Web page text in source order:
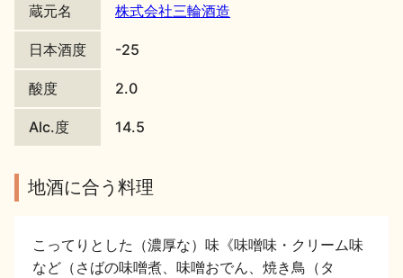
地酒・イベント情報
蔵元名 株式会社三輪酒造
日本酒度 -25
酸度 2.0
Alc.度 14.5
地酒に合う料理
こってりとした（濃厚な）味《味噌味・クリーム味
など（さばの味噌煮、味噌おでん、焼き鳥（タ